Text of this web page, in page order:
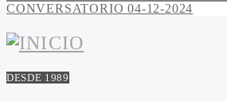
CONVERSATORIO 04-12-2024
DESDE 1989